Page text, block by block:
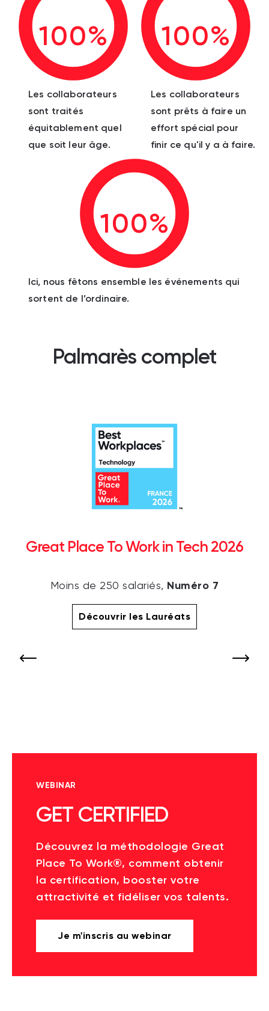
100%
Les collaborateurs
sont traités
équitablement quel
que soit leur âge.
100%
Les collaborateurs
sont prêts à faire un
effort spécial pour
finir ce qu'il y a à faire.
100%
Ici, nous fêtons ensemble les événements qui
sortent de l’ordinaire.
Palmarès complet
Great Place To Work in Tech 2026
Moins de 250 salariés, Numéro 7
Découvrir les Lauréats
WEBINAR
GET CERTIFIED
Découvrez la méthodologie Great
Place To Work®, comment obtenir
la certification, booster votre
attractivité et fidéliser vos talents.
Je m'inscris au webinar